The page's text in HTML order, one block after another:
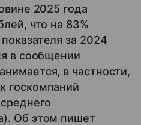
2025 года
что на 83%
за 2024
в сообщении
в частности,
госкомпаний
Об этом пишет